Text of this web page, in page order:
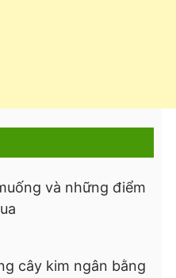
và những điểm
cây kim ngân bằng